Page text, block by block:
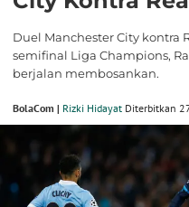
Duel Manchester City kontra
semifinal Liga Champions,
berjalan membosankan.
BolaCom | Rizki Hidayat Diterbitkan